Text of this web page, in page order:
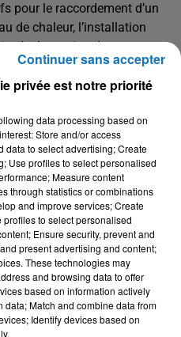
pour le raccordement d’un
de chaleur, l’installation
à absorption de type
biomasse
de la rénovation
privée est notre priorité
data processing based on
Store and/or access
data to select advertising; Create
Use profiles to select personalised
Measure content
through statistics or combinations
and improve services; Create
to select personalised
Ensure security, prevent and
present advertising and content;
These technologies may
and browsing data to offer
based on information actively
Match and combine data from
Identify devices based on
Continuer sans accepter